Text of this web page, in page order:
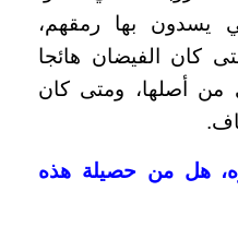
يسدون بها رمقهم،
كان الفيضان هائجا
من أصلها، ومتى كان
هل من حصيلة هذه